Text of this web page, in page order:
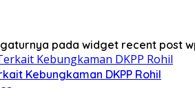
pada widget recent post
Kebungkaman DKPP Rohil